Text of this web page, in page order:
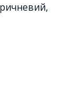
,